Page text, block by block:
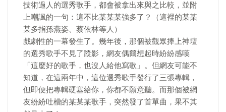
技術過人的選秀歌手，都會被拿出來與之比較，並附
上嘲諷的一句：這不比某某某強多了？（這裡的某某
某多指孫燕姿、蔡依林等人）
戲劇性的一幕發生了。幾年後，那個被觀眾捧上神壇
的選秀歌手不見了蹤影，網友偶爾想起時紛紛感嘆
「這麼好的歌手，也沒人給他寫歌」。但網友可能不
知道，在這兩年中，這位選秀歌手發行了三張專輯，
但即便把專輯硬塞給你，你都不願意聽。而那個被網
友紛紛吐槽的某某某歌手，突然發了首單曲，果不其